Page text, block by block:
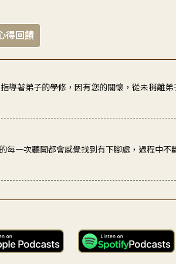
得回饋
每一次聽聞都會感覺找到有下腳處，過程中不
地方，而是在生活中遇到人、遇到事、遇到
導著弟子的學修，因有您的關懷，從未稍離